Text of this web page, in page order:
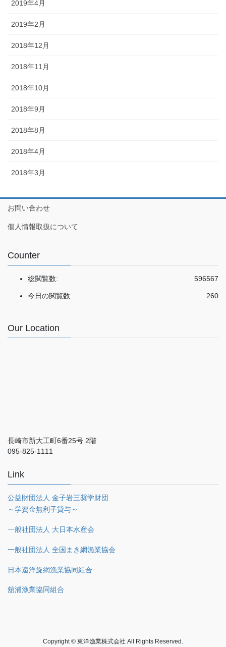
2019年4月
2019年2月
2018年12月
2018年11月
2018年10月
2018年9月
2018年8月
2018年4月
2018年3月
お問い合わせ
個人情報取扱について
Counter
596567
総閲覧数:
260
今日の閲覧数:
Our Location
長崎市新大工町6番25号 2階
095-825-1111
Link
公益財団法人 金子岩三奨学財団
～学資金無利子貸与～
一般社団法人 大日本水産会
一般社団法人 全国まき網漁業協会
日本遠洋旋網漁業協同組合
舘浦漁業協同組合
Copyright © 東洋漁業株式会社 All Rights Reserved.